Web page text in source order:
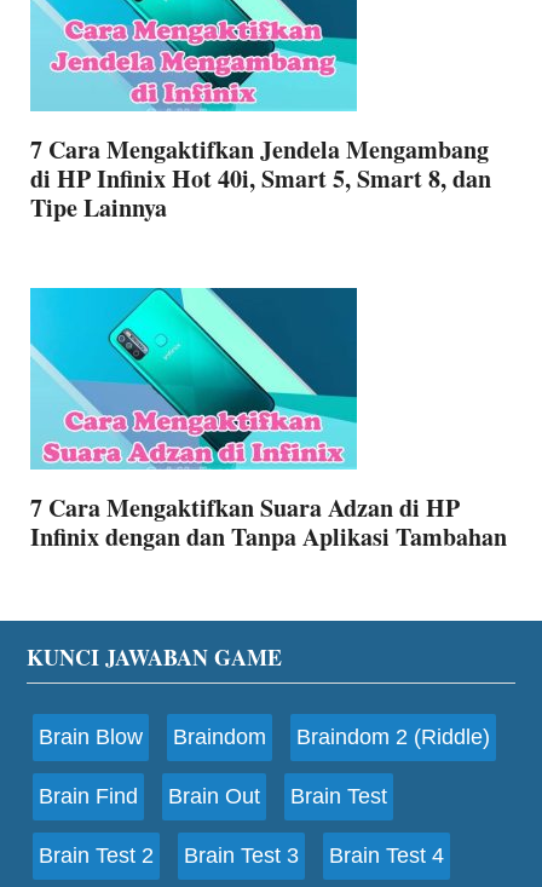
7 Cara Mengaktifkan Jendela Mengambang
di HP Infinix Hot 40i, Smart 5, Smart 8, dan
Tipe Lainnya
7 Cara Mengaktifkan Suara Adzan di HP
Infinix dengan dan Tanpa Aplikasi Tambahan
Footer
KUNCI JAWABAN GAME
Brain Blow Braindom Braindom 2 (Riddle)
Brain Find Brain Out Brain Test
Brain Test 2 Brain Test 3 Brain Test 4